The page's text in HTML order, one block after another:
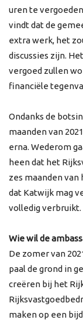
uren te
vindt dat de
extra werk, het
discussies zijn.
vergoed zullen
financiële
Ondanks de
maanden van
erna. Wederom
heen dat het
zes maanden van
dat Katwijk mag
volledig verbruikt.
Wie wil de
De zomer van
paal de grond in
creëren bij het
maken op een